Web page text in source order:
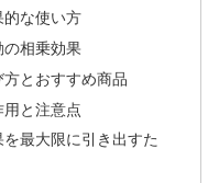
的な使い方
の相乗効果
とおすすめ商品
と注意点
最大限に引き出すた